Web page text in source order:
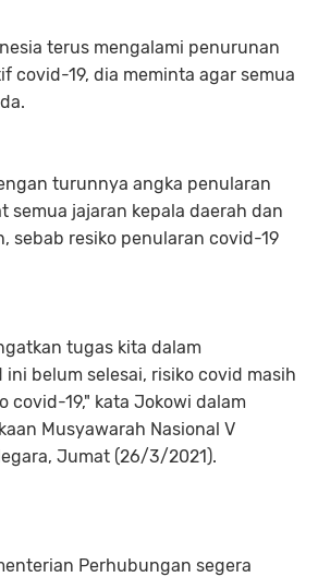
terus mengalami penurunan
covid-19, dia meminta agar semua
turunnya angka penularan
semua jajaran kepala daerah dan
sebab resiko penularan covid-19
tugas kita dalam
belum selesai, risiko covid masih
covid-19," kata Jokowi dalam
Musyawarah Nasional V
Jumat (26/3/2021).
Perhubungan segera